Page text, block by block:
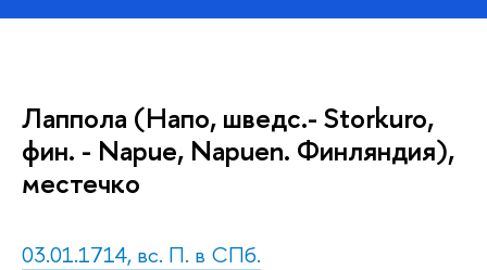
Лаппола (Напо, шведс.- Storkuro,
фин. - Napue, Napuen. Финляндия),
местечко
03.01.1714, вс. П. в СПб.